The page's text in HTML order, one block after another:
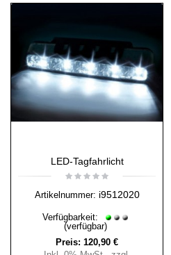
LED-Tagfahrlicht
Artikelnummer: i9512020
Verfügbarkeit:
(verfügbar)
Preis: 120,90 €